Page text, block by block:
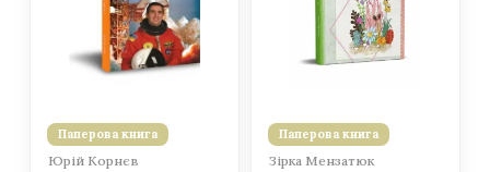
Паперова книга
Юрій Корнєв
Паперова книга
Зірка Мензатюк